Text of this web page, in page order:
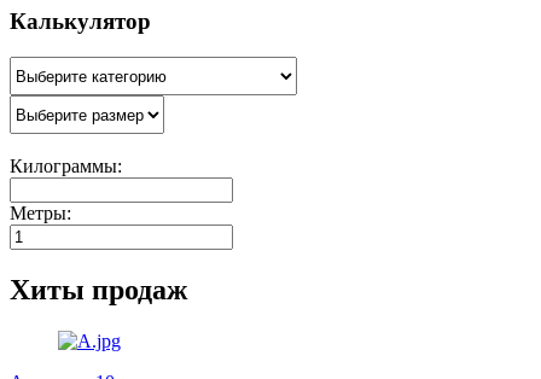
Калькулятор
Килограммы:
Метры:
Хиты продаж